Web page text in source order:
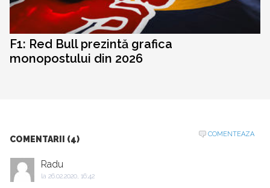
F1: Red Bull prezintă grafica
monopostului din 2026
COMENTARII (4)
COMENTEAZA
Radu
la 26.02.2020, 16:42